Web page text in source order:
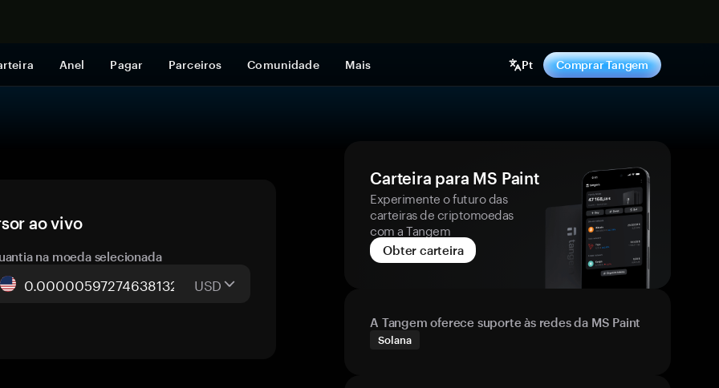
Anel Pagar Parceiros Comunidade Mais Pt Comprar Tangem
ao vivo
na moeda selecionada
USD
Carteira para MS Paint
Experimente o futuro das
carteiras de criptomoedas
com a Tangem
Obter carteira
A Tangem oferece suporte às redes da MS Paint
Solana